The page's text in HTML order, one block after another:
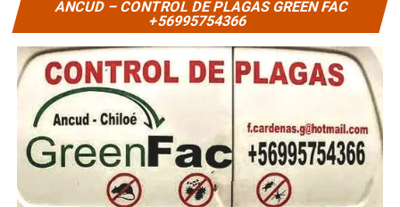
ANCUD – CONTROL DE PLAGAS GREEN FAC
+56995754366